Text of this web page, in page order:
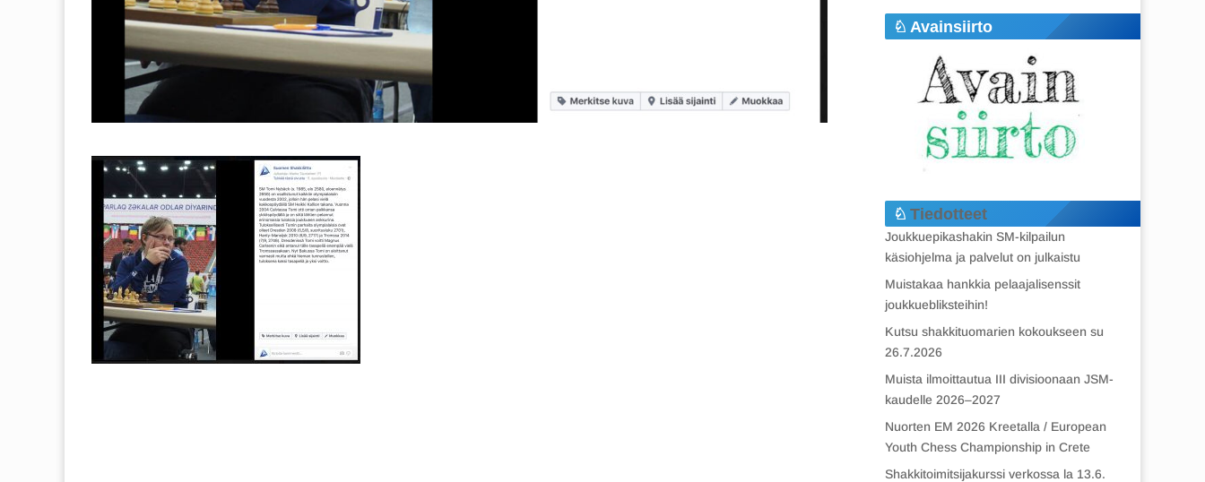
Avainsiirto
Tiedotteet
Joukkuepikashakin SM-kilpailun
käsiohjelma ja palvelut on julkaistu
Muistakaa hankkia pelaajalisenssit
joukkuebliksteihin!
Kutsu shakkituomarien kokoukseen su
26.7.2026
Muista ilmoittautua III divisioonaan JSM-
kaudelle 2026–2027
Nuorten EM 2026 Kreetalla / European
Youth Chess Championship in Crete
Shakkitoimitsijakurssi verkossa la 13.6.